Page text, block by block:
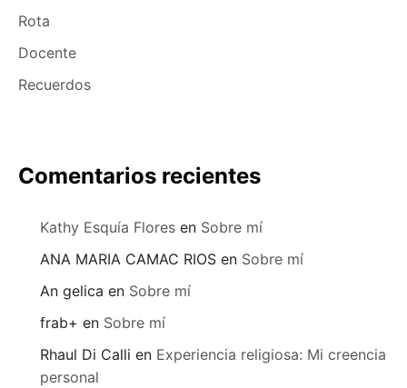
Rota
Docente
Recuerdos
Comentarios recientes
Kathy Esquía Flores en Sobre mí
ANA MARIA CAMAC RIOS en Sobre mí
An gelica en Sobre mí
frab+ en Sobre mí
Rhaul Di Calli en Experiencia religiosa: Mi creencia
personal